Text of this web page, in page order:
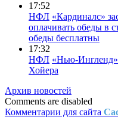
17:52
НФЛ «Кардиналс»
оплачивать обеды в
обеды бесплатны
17:32
НФЛ «Нью-Ингленд»
Хойера
Архив новостей
Comments are disabled
Комментарии для сайта